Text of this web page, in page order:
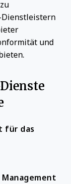
Dienstleistern
und
für das